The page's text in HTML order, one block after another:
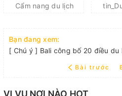
Cẩm nang du lịch
Bạn đang xem:
Bài trước
VI VU NƠI NÀO HOT